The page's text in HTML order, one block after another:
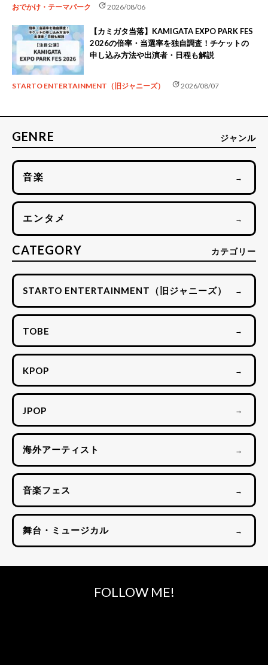
おでかけ・テーマパーク update2026/08/06
【カミガタ当落】KAMIGATA EXPO PARK FES
2026の倍率・当選率を独自調査！チケットの
申し込み方法や出演者・日程も解説
STARTO ENTERTAINMENT（旧ジャニーズ） update2026/08/07
GENRE ジャンル
音楽 →
エンタメ →
CATEGORY カテゴリー
STARTO ENTERTAINMENT（旧ジャニーズ） →
TOBE →
KPOP →
JPOP →
海外アーティスト →
音楽フェス →
舞台・ミュージカル →
FOLLOW ME!